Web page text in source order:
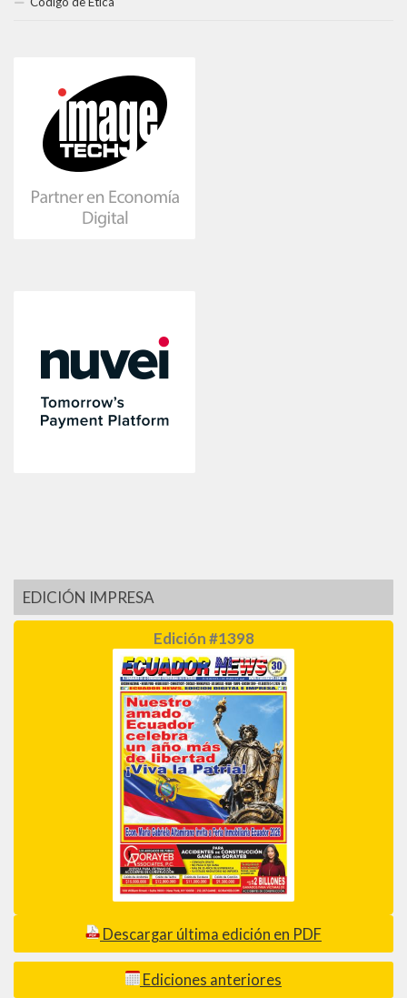
EDICIÓN IMPRESA
Edición #1398
Descargar última edición en PDF
Ediciones anteriores